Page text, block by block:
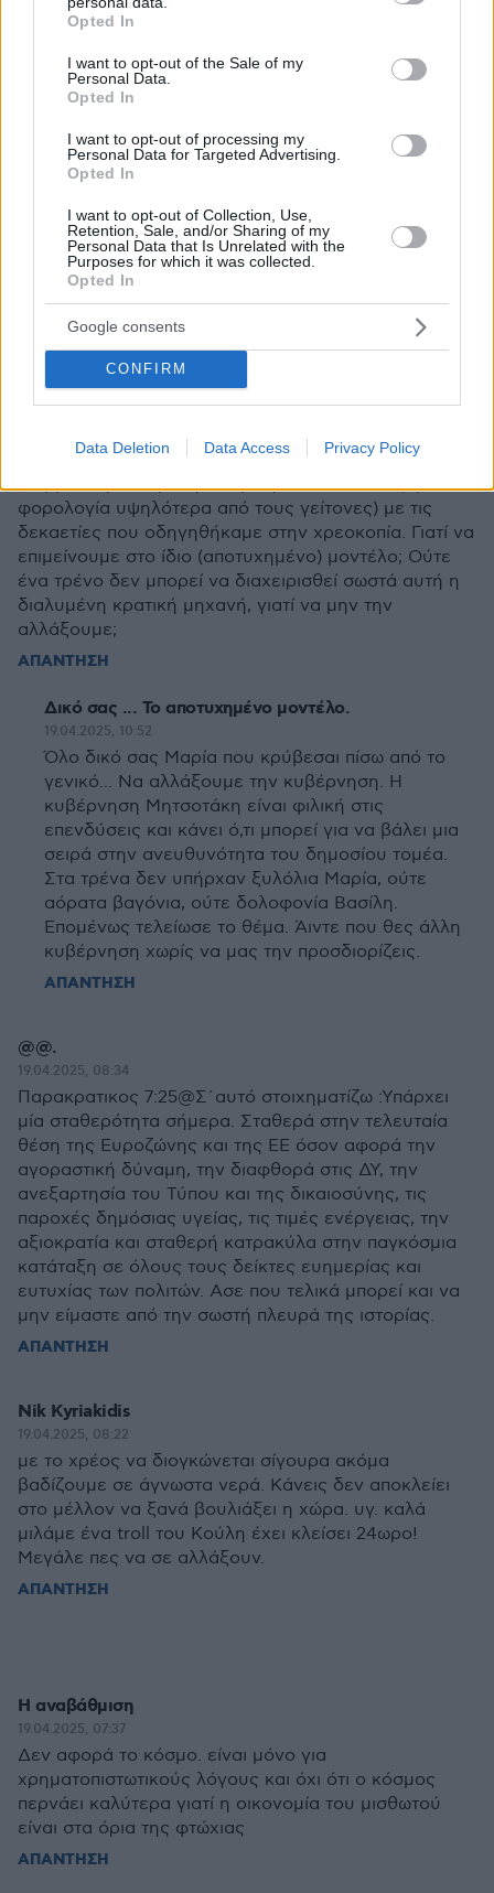
grant or deny consent to Google and its third-party tags to
use your data for below specified purposes in below Google
consent section.
Opted In
I want to opt-out of the Sale of my
Personal Data.
Opted In
I want to opt-out of processing my
Personal Data for Targeted Advertising.
Opted In
I want to opt-out of Collection, Use,
Retention, Sale, and/or Sharing of my
Personal Data that Is Unrelated with the
Purposes for which it was collected.
Opted In
Google consents
CONFIRM
Data Deletion Data Access Privacy Policy
εκλογικού νόμου σε περισσότερο πλειοψηφική
το όριο για να λάβει το πρώτο κόμμα το bonus
ΑΠΑΝΤΗΣΗ
Έχιδνα
19.04.2025, 19:41
Ζωή συνέχισε να τους βιάζεις τις ψυχουλες!!!!
19.04.2025, 08:36
Ο αρθρογράφος προτείνει σταθερότητα στην μιζέρια.
Δεν αξίζουν μια καλύτερη Ελλάδα οι σημερινοί νέοι;
Αυτή που έχουμε είναι η ίδια σιχαμένη
(κομματοκρατούμενη, εχθρική σε επενδύσεις, με
φορολογία υψηλότερα από τους γείτονες) με τις
δεκαετίες που οδηγηθήκαμε στην χρεοκοπία. Γιατί να
επιμείνουμε στο ίδιο (αποτυχημένο) μοντέλο; Ούτε
ένα τρένο δεν μπορεί να διαχειρισθεί σωστά αυτή η
διαλυμένη κρατική μηχανή, γιατί να μην την
αλλάξουμε;
ΑΠΑΝΤΗΣΗ
Δικό σας ... Το αποτυχημένο μοντέλο.
19.04.2025, 10:52
Όλο δικό σας Μαρία που κρύβεσαι πίσω από το
γενικό... Να αλλάξουμε την κυβέρνηση. Η
κυβέρνηση Μητσοτάκη είναι φιλική στις
επενδύσεις και κάνει ό,τι μπορεί για να βάλει μια
σειρά στην ανευθυνότητα του δημοσίου τομέα.
Στα τρένα δεν υπήρχαν ξυλόλια Μαρία, ούτε
αόρατα βαγόνια, ούτε δολοφονία Βασίλη.
Επομένως τελείωσε το θέμα. Άιντε που θες άλλη
κυβέρνηση χωρίς να μας την προσδιορίζεις.
ΑΠΑΝΤΗΣΗ
@@.
19.04.2025, 08:34
Παρακρατικος 7:25@Σ΄αυτό στοιχηματίζω :Υπάρχει
μία σταθερότητα σήμερα. Σταθερά στην τελευταία
θέση της Ευροζώνης και της ΕΕ όσον αφορά την
αγοραστική δύναμη, την διαφθορά στις ΔΥ, την
ανεξαρτησία του Τύπου και της δικαιοσύνης, τις
παροχές δημόσιας υγείας, τις τιμές ενέργειας, την
αξιοκρατία και σταθερή κατρακύλα στην παγκόσμια
κατάταξη σε όλους τους δείκτες ευημερίας και
ευτυχίας των πολιτών. Ασε που τελικά μπορεί και να
μην είμαστε από την σωστή πλευρά της ιστορίας.
ΑΠΑΝΤΗΣΗ
Nik Kyriakidis
19.04.2025, 08:22
με το χρέος να διογκώνεται σίγουρα ακόμα
βαδίζουμε σε άγνωστα νερά. Κάνεις δεν αποκλείει
στο μέλλον να ξανά βουλιάξει η χώρα. υγ. καλά
μιλάμε ένα troll του Κούλη έχει κλείσει 24ωρο!
Μεγάλε πες να σε αλλάξουν.
ΑΠΑΝΤΗΣΗ
Η αναβάθμιση
19.04.2025, 07:37
Δεν αφορά το κόσμο. είναι μόνο για
χρηματοπιστωτικούς λόγους και όχι ότι ο κόσμος
περνάει καλύτερα γιατί η οικονομία του μισθωτού
είναι στα όρια της φτώχιας
ΑΠΑΝΤΗΣΗ